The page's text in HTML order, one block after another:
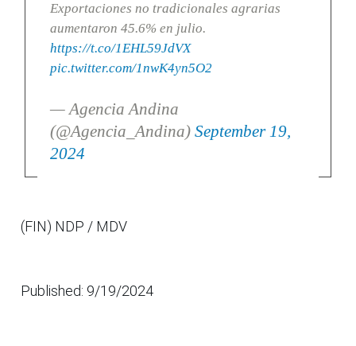
Exportaciones no tradicionales agrarias
aumentaron 45.6% en julio.
https://t.co/1EHL59JdVX
pic.twitter.com/1nwK4yn5O2
— Agencia Andina
(@Agencia_Andina) September 19,
2024
(FIN) NDP / MDV
Published: 9/19/2024